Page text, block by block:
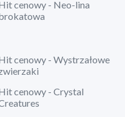
cenowy - Neo-lina
cenowy - Wystrzałowe
cenowy - Crystal